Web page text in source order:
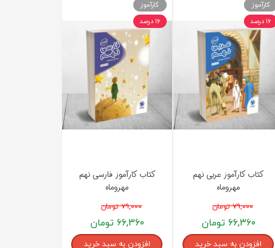
کتاب کارآموز عربی نهم
مهروماه
۷۹,۰۰۰ تومان
۶۶,۳۶۰ تومان
افزودن به سبد خرید
کارآموز
۱۶ درصد
کتاب کارآموز فارسی نهم
مهروماه
۷۹,۰۰۰ تومان
۶۶,۳۶۰ تومان
افزودن به سبد خرید
کارآموز
۱۶ درصد